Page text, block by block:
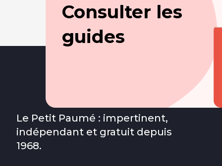
Consulter les
guides
Le Petit Paumé : impertinent,
indépendant et gratuit depuis
1968.